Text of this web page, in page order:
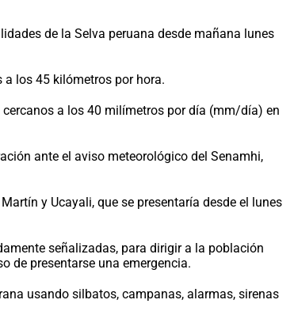
de la Selva peruana desde mañana lunes
los 45 kilómetros por hora.
a los 40 milímetros por día (mm/día) en
ante el aviso meteorológico del Senamhi,
y Ucayali, que se presentaría desde el lunes
señalizadas, para dirigir a la población
de presentarse una emergencia.
usando silbatos, campanas, alarmas, sirenas